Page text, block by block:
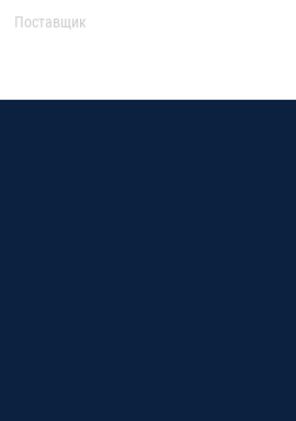
Поставщик